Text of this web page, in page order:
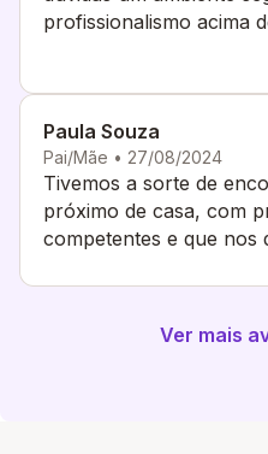
profissionalismo acima
Paula Souza
Pai/Mãe • 27/08/2024
Tivemos a sorte de
próximo de casa, com
competentes e que nos
Ver mais